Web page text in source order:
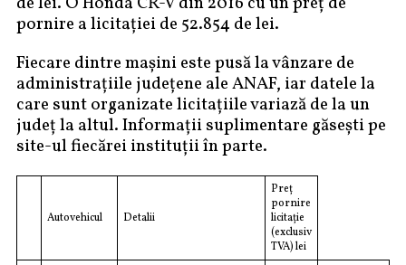
pornire a licitației de 52.854 de lei.
Fiecare dintre mașini este pusă la vânzare de
administrațiile județene ale ANAF, iar datele la
care sunt organizate licitațiile variază de la un
județ la altul. Informații suplimentare găsești pe
site-ul fiecărei instituții în parte.
Autovehicul Detalii
Preț
pornire
licitație
(exclusiv
TVA) lei